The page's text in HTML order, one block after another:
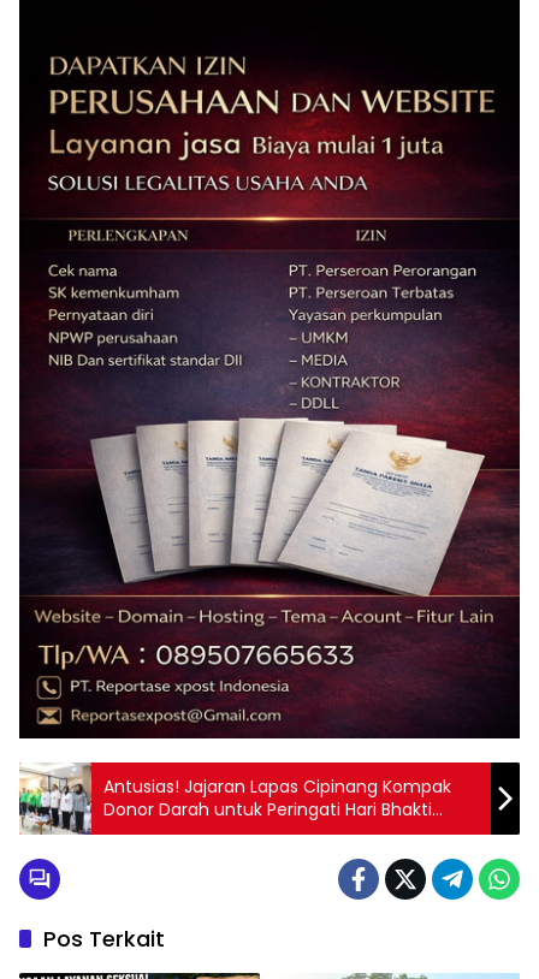
Antusias! Jajaran Lapas Cipinang Kompak
Donor Darah untuk Peringati Hari Bhakti
Pemasyarakatan ke-61
Pos Terkait